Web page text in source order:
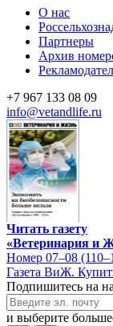
О нас
Партнеры
Архив
+7 967 133 08 09
info@vetandlife.ru
Читать газету
«Ветеринария и
Номер 07–08
Газета ВиЖ.
Подпишитесь на
и выберите